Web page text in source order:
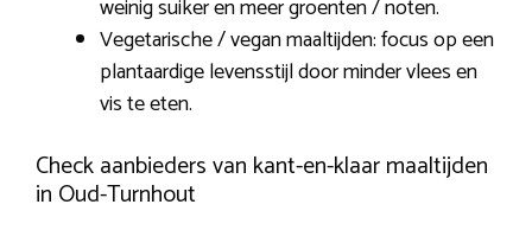
weinig suiker en meer groenten / noten.
Vegetarische / vegan maaltijden: focus op een
plantaardige levensstijl door minder vlees en
vis te eten.
Check aanbieders van kant-en-klaar maaltijden
in Oud-Turnhout